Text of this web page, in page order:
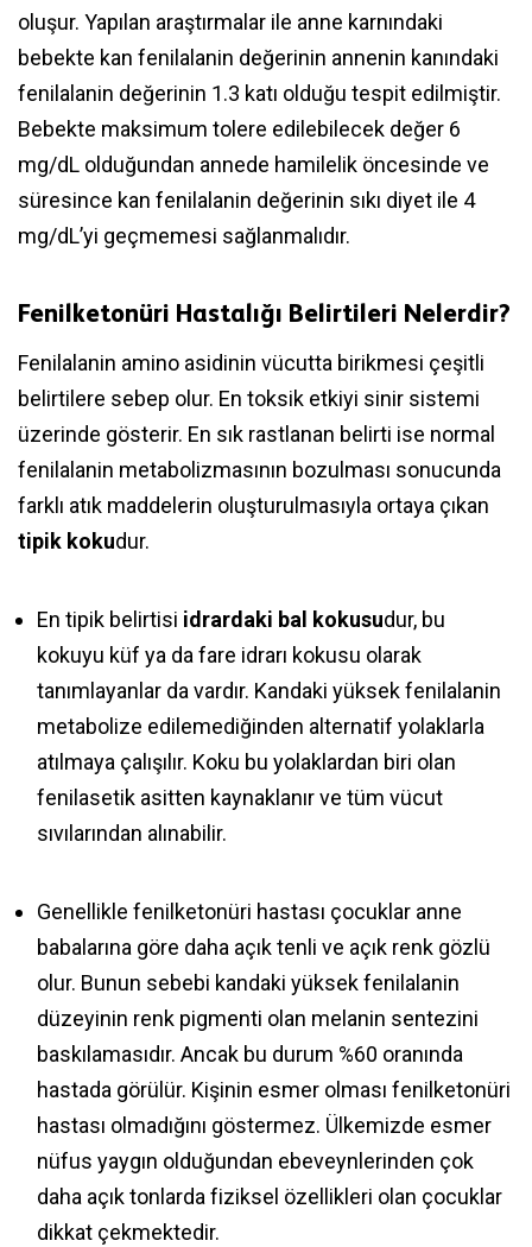
oluşur. Yapılan araştırmalar ile anne karnındaki
bebekte kan fenilalanin değerinin annenin kanındaki
fenilalanin değerinin 1.3 katı olduğu tespit edilmiştir.
Bebekte maksimum tolere edilebilecek değer 6
mg/dL olduğundan annede hamilelik öncesinde ve
süresince kan fenilalanin değerinin sıkı diyet ile 4
mg/dL’yi geçmemesi sağlanmalıdır.
Fenilketonüri Hastalığı Belirtileri Nelerdir?
Fenilalanin amino asidinin vücutta birikmesi çeşitli
belirtilere sebep olur. En toksik etkiyi sinir sistemi
üzerinde gösterir. En sık rastlanan belirti ise normal
fenilalanin metabolizmasının bozulması sonucunda
farklı atık maddelerin oluşturulmasıyla ortaya çıkan
tipik kokudur.
En tipik belirtisi idrardaki bal kokusudur, bu
kokuyu küf ya da fare idrarı kokusu olarak
tanımlayanlar da vardır. Kandaki yüksek fenilalanin
metabolize edilemediğinden alternatif yolaklarla
atılmaya çalışılır. Koku bu yolaklardan biri olan
fenilasetik asitten kaynaklanır ve tüm vücut
sıvılarından alınabilir.
Genellikle fenilketonüri hastası çocuklar anne
babalarına göre daha açık tenli ve açık renk gözlü
olur. Bunun sebebi kandaki yüksek fenilalanin
düzeyinin renk pigmenti olan melanin sentezini
baskılamasıdır. Ancak bu durum %60 oranında
hastada görülür. Kişinin esmer olması fenilketonüri
hastası olmadığını göstermez. Ülkemizde esmer
nüfus yaygın olduğundan ebeveynlerinden çok
daha açık tonlarda fiziksel özellikleri olan çocuklar
dikkat çekmektedir.